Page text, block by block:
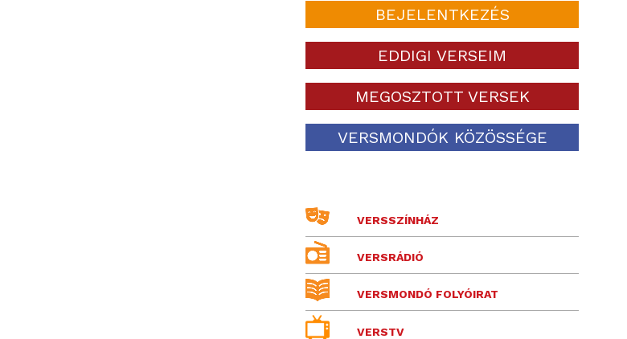
BEJELENTKEZÉS
EDDIGI VERSEIM
MEGOSZTOTT VERSEK
VERSMONDÓK KÖZÖSSÉGE
VERSSZÍNHÁZ
VERSRÁDIÓ
VERSMONDÓ FOLYÓIRAT
VERSTV